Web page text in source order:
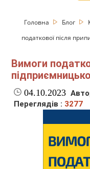
Головна Блог
податкової після
Вимоги
04.10.2023
Переглядів : 3277